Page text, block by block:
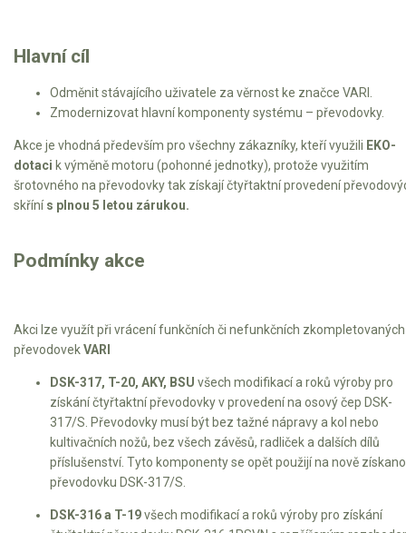
Elektrocentrály
Štěpkovače a drtiče
Elektrické skútry
Elektrické tříkolky
Elektrické tříkolky pracovní
Náhradní díly
Náhradní díly pro motorové pily
Zahradní traktory
Řetězové pily
Náhradní díly pro křovinořezy
Náhradní díly pro sekačky
Hlavní cíl
Odměnit stávajícího uživatele za věrnost ke značce VARI.
Zmodernizovat hlavní komponenty systému – převodovky.
Akce je vhodná především pro všechny zákazníky, kteří využili EKO-
dotaci k výměně motoru (pohonné jednotky), protože využitím
šrotovného na převodovky tak získají čtyřtaktní provedení
skřínís plnou 5 letou zárukou.
Podmínky akce
Akci lze využít při vrácení funkčních či nefunkčních zkompletovaných
převodovekVARI
DSK-317, T-20, AKY, BSU všech modifikací a roků výroby pro
získání čtyřtaktní převodovky v provedení na osový čep DSK-
317/S. Převodovky musí být bez tažné nápravy a kol nebo
kultivačních nožů, bez všech závěsů, radliček a dalších dílů
příslušenství. Tyto komponenty se opět použijí na nově
převodovku DSK-317/S.
DSK-316 a T-19všech modifikací a roků výroby pro získání